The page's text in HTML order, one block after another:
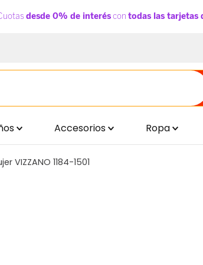
Accesorios Ropa
VIZZANO 1184-1501